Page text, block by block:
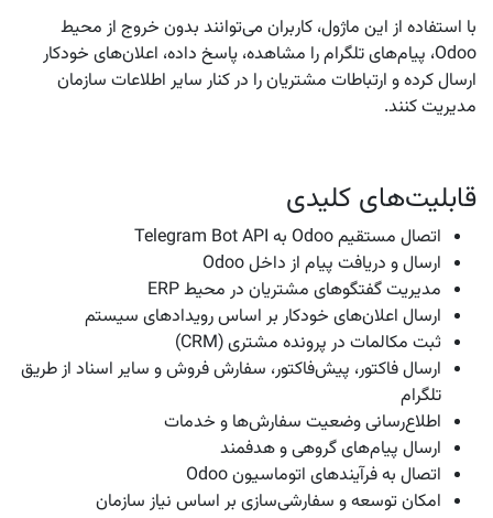
با استفاده از این ماژول، کاربران می‌توانند بدون خروج از محیط
Odoo، پیام‌های تلگرام را مشاهده، پاسخ داده، اعلان‌های خودکار
ارسال کرده و ارتباطات مشتریان را در کنار سایر اطلاعات سازمان
مدیریت کنند.
قابلیت‌های کلیدی
اتصال مستقیم Odoo به Telegram Bot API
ارسال و دریافت پیام از داخل Odoo
مدیریت گفتگوهای مشتریان در محیط ERP
ارسال اعلان‌های خودکار بر اساس رویدادهای سیستم
ثبت مکالمات در پرونده مشتری (CRM)
ارسال فاکتور، پیش‌فاکتور، سفارش فروش و سایر اسناد از طریق
تلگرام
اطلاع‌رسانی وضعیت سفارش‌ها و خدمات
ارسال پیام‌های گروهی و هدفمند
اتصال به فرآیندهای اتوماسیون Odoo
امکان توسعه و سفارشی‌سازی بر اساس نیاز سازمان